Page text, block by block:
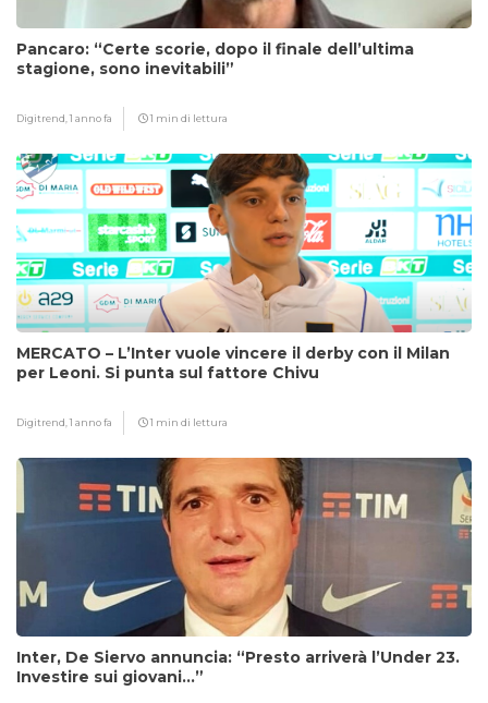
Pancaro: “Certe scorie, dopo il finale dell’ultima
stagione, sono inevitabili”
Digitrend,1 anno fa 1 min di lettura
MERCATO – L’Inter vuole vincere il derby con il Milan
per Leoni. Si punta sul fattore Chivu
Digitrend,1 anno fa 1 min di lettura
Inter, De Siervo annuncia: “Presto arriverà l’Under 23.
Investire sui giovani…”